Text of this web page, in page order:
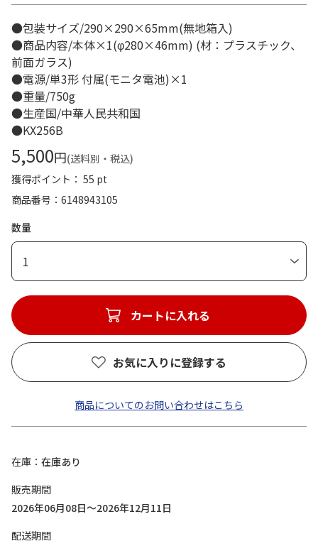
●包装サイズ/290×290×65mm(無地箱入)
●商品内容/本体×1(φ280×46mm) (材：プラスチック、
前面ガラス)
●電源/単3形 付属(モニタ電池)×1
●重量/750g
●生産国/中華人民共和国
●KX256B
5,500円(送料別・税込)
獲得ポイント： 55 pt
商品番号
6148943105
数量
1
カートに入れる
お気に入りに登録する
商品についてのお問い合わせはこちら
在庫
在庫あり
販売期間
2026年06月08日～2026年12月11日
配送期間